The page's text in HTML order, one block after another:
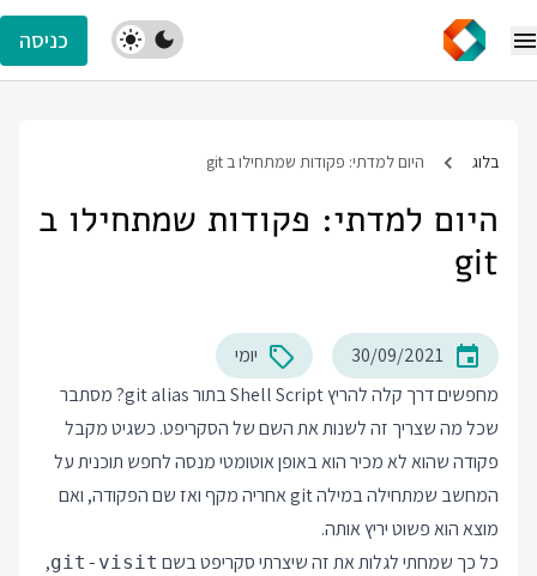
כניסה
בלוג היום למדתי: פקודות שמתחילו ב git
היום למדתי: פקודות שמתחילו ב
git
30/09/2021
יומי
מחפשים דרך קלה להריץ Shell Script בתור git alias? מסתבר
שכל מה שצריך זה לשנות את השם של הסקריפט. כשגיט מקבל
פקודה שהוא לא מכיר הוא באופן אוטומטי מנסה לחפש תוכנית על
המחשב שמתחילה במילה git אחריה מקף ואז שם הפקודה, ואם
מוצא הוא פשוט יריץ אותה.
כל כך שמחתי לגלות את זה שיצרתי סקריפט בשם git-visit
,